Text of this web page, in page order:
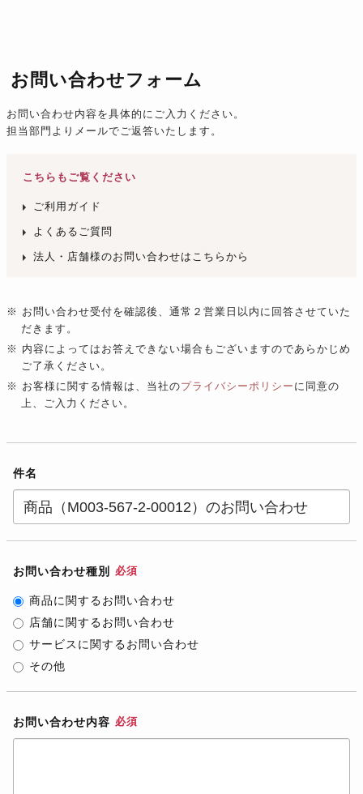
お問い合わせフォーム
お問い合わせ内容を具体的にご入力ください。
担当部門よりメールでご返答いたします。
こちらもご覧ください
ご利用ガイド
よくあるご質問
法人・店舗様のお問い合わせはこちらから
※ お問い合わせ受付を確認後、通常２営業日以内に回答させていた
だきます。
※ 内容によってはお答えできない場合もございますのであらかじめ
ご了承ください。
※ お客様に関する情報は、当社のプライバシーポリシー に同意の
上、ご入力ください。
件名
お問い合わせ種別 必須
商品に関するお問い合わせ
店舗に関するお問い合わせ
サービスに関するお問い合わせ
その他
お問い合わせ内容 必須